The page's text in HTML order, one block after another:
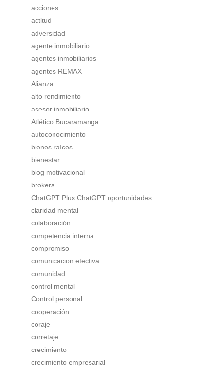
acciones
actitud
adversidad
agente inmobiliario
agentes inmobiliarios
agentes REMAX
Alianza
alto rendimiento
asesor inmobiliario
Atlético Bucaramanga
autoconocimiento
bienes raíces
bienestar
blog motivacional
brokers
ChatGPT Plus ChatGPT oportunidades
claridad mental
colaboración
competencia interna
compromiso
comunicación efectiva
comunidad
control mental
Control personal
cooperación
coraje
corretaje
crecimiento
crecimiento empresarial